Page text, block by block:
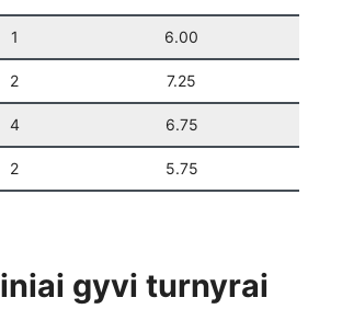
Šventinis Bullet turnyras (VŠK nariams +
1 6.00
2 7.25
4 6.75
2 5.75
gyvi turnyrai